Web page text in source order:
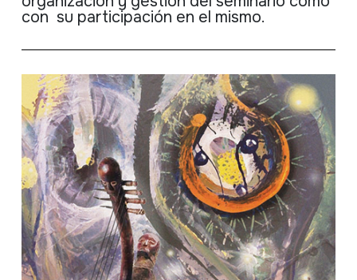
con su participación en el mismo.